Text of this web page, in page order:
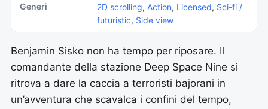
Generi 2D scrolling, Action, Licensed, Sci-fi /
futuristic, Side view
Benjamin Sisko non ha tempo per riposare. Il
comandante della stazione Deep Space Nine si
ritrova a dare la caccia a terroristi bajorani in
un’avventura che scavalca i confini del tempo,